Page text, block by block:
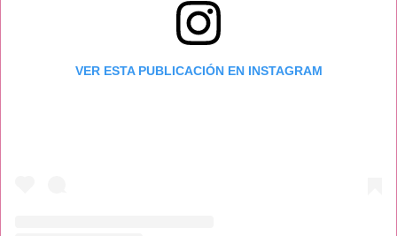
VER ESTA PUBLICACIÓN EN INSTAGRAM